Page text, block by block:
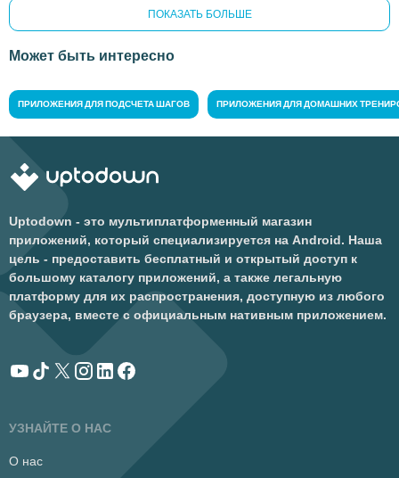
ПОКАЗАТЬ БОЛЬШЕ
Может быть интересно
ПРИЛОЖЕНИЯ ДЛЯ ПОДСЧЕТА ШАГОВ ПРИЛОЖЕНИЯ ДЛЯ ДОМАШНИХ
Uptodown - это мультиплатформенный магазин
приложений, который специализируется на Android. Наша
цель - предоставить бесплатный и открытый доступ к
большому каталогу приложений, а также легальную
платформу для их распространения, доступную из любого
браузера, вместе с официальным нативным приложением.
УЗНАЙТЕ О НАС
О нас